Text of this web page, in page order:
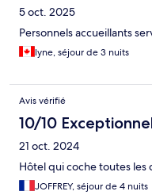
5 oct. 2025
Personnels accueillants
lyne, séjour de 3 nuits
Avis vérifié
10/10
21 oct. 2024
Hôtel qui coche toutes les
JOFFREY, séjour de 4 nuits